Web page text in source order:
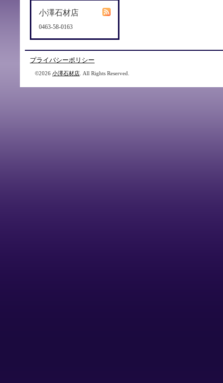
小澤石材店
0463-58-0163
プライバシーポリシー
©2026 小澤石材店 . All Rights Reserved.